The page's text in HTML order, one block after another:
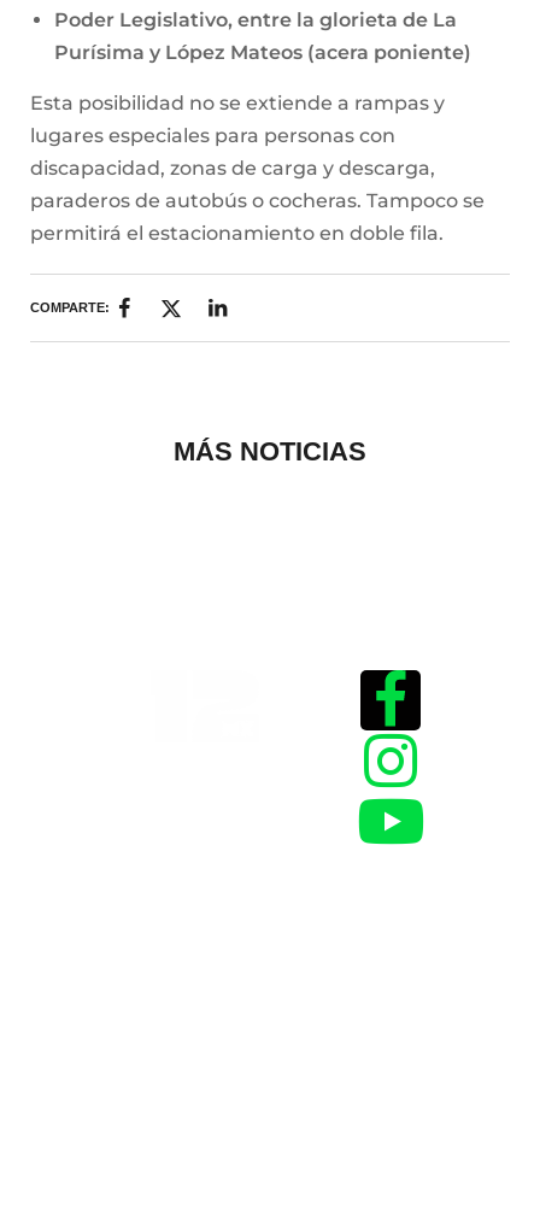
Poder Legislativo, entre la glorieta de La
Purísima y López Mateos (acera poniente)
Esta posibilidad no se extiende a rampas y
lugares especiales para personas con
discapacidad, zonas de carga y descarga,
paraderos de autobús o cocheras. Tampoco se
permitirá el estacionamiento en doble fila.
COMPARTE:
MÁS NOTICIAS